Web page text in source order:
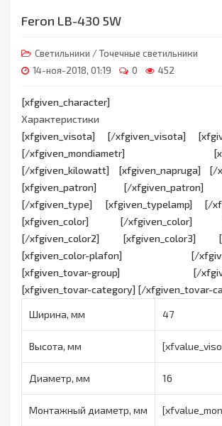
Feron LB-430 5W
Светильники /Точечные светильники
14-ноя-2018, 01:19
0 452
[xfgiven_character]
Характеристики
[xfgiven_visota] [/xfgiven_visota]
[/xfgiven_mondiametr]
[/xfgiven_kilowatt] [xfgiven_napruga] [/
[xfgiven_patron] [/xfgiven_patron]
[/xfgiven_type] [xfgiven_typelamp] [/
[xfgiven_color] [/xfgiven_color]
[/xfgiven_color2] [xfgiven_color3] [/
[xfgiven_color-plafon] [/
[xfgiven_tovar-group] [/
[xfgiven_tovar-category] [/xfgiven_tovar-
Ширина, мм 47
Высота, мм
Диаметр, мм 16
Монтажный диаметр, мм